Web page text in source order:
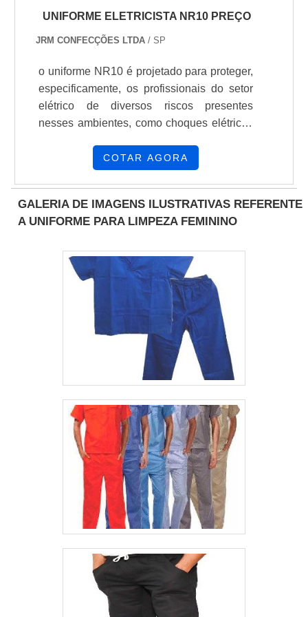
UNIFORME ELETRICISTA NR10 PREÇO
JRM CONFECÇÕES LTDA / SP
o uniforme NR10 é projetado para proteger,
especificamente, os profissionais do setor
elétrico de diversos riscos presentes
nesses ambientes, como choques elétricos
inúmeras vantagens do uso deste uniforme,
confecção dessas peças são a resistência,
conforto e segurança do material. Com isso,
sua empresa garante a todos os
elétricos Em síntese, o uniforme NR10 é
confeccionado com materiais isolantes e
antiestáticos, que impedem a condução de
eletricidade. Consequentemente, isso
garante que, mesmo em caso de contato
acidental com partes energizadas, o
trabalhador esteja protegido contra
possíveis choques elétricos. 2. Proteção
contra arcos elétricos Em suma, arcos
elétricos são fenômenos que ocorrem
quando a corrente elétrica atravessa o ar
entre dois condutores, gerando um aumento
repentino de temperatura. Dessa forma, o
uniforme NR10 possui características que
proporcionam resistência ao calor gerado
por esse arco, evitando queimaduras
graves e protegendo o profissional em caso
de ocorrência desse fenômeno. Conheça a
Linha de Uniforme Operacional da Serfer 3.
Proteção térmica Nesse contexto, o
uniforme NR10 também oferece proteção
COTAR AGORA
GALERIA DE IMAGENS ILUSTRATIVAS REFERENTE
A UNIFORME PARA LIMPEZA FEMININO